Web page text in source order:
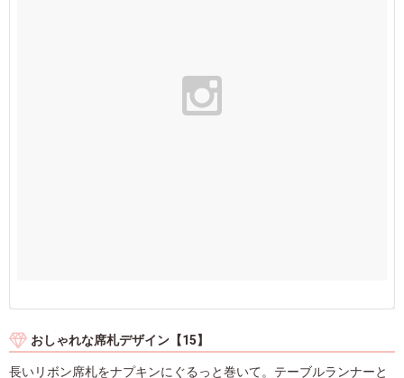
おしゃれな席札デザイン【15】
長いリボン席札をナプキンにぐるっと巻いて。テーブルランナーと